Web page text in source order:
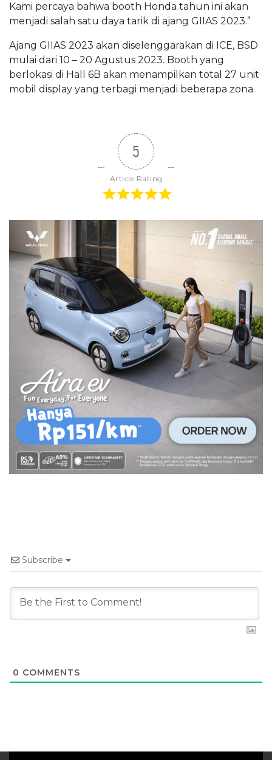
Kami percaya bahwa booth Honda tahun ini akan
menjadi salah satu daya tarik di ajang GIIAS 2023.”
Ajang GIIAS 2023 akan diselenggarakan di ICE, BSD
mulai dari 10 – 20 Agustus 2023. Booth yang
berlokasi di Hall 6B akan menampilkan total 27 unit
mobil display yang terbagi menjadi beberapa zona.
5
Article Rating
Subscribe
0 COMMENTS